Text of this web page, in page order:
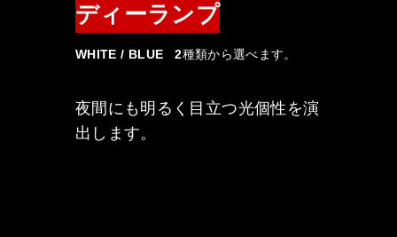
ディーランプ
WHITE / BLUE 2種類から選べます。
夜間にも明るく目立つ光個性を演
出します。